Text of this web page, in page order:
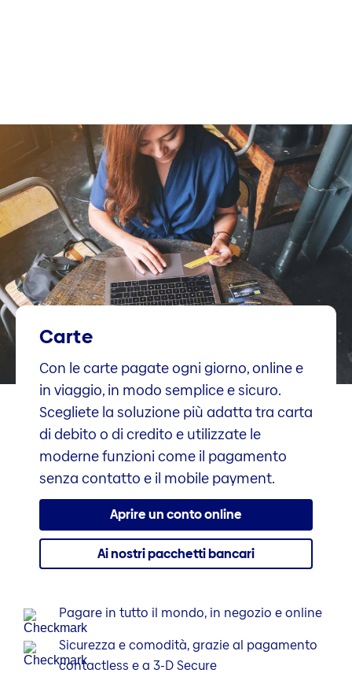
Carte
Con le carte pagate ogni giorno, online e
in viaggio, in modo semplice e sicuro.
Scegliete la soluzione più adatta tra carta
di debito o di credito e utilizzate le
moderne funzioni come il pagamento
senza contatto e il mobile payment.
Aprire un conto online
Ai nostri pacchetti bancari
Pagare in tutto il mondo, in negozio e online
Sicurezza e comodità, grazie al pagamento
contactless e a 3-D Secure